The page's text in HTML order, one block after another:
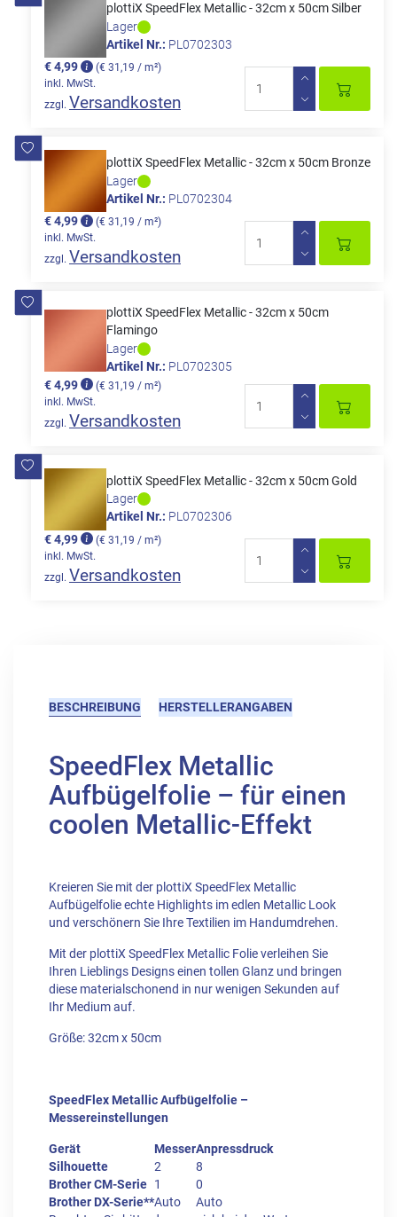
plottiX SpeedFlex Metallic - 32cm x 50cm Silber
Lager
Artikel Nr.: PL0702303
€ 4,99
(€ 31,19 / m²)
inkl. MwSt.
zzgl. Versandkosten
plottiX SpeedFlex Metallic - 32cm x 50cm Bronze
Lager
Artikel Nr.: PL0702304
€ 4,99
(€ 31,19 / m²)
inkl. MwSt.
zzgl. Versandkosten
plottiX SpeedFlex Metallic - 32cm x 50cm
Flamingo
Lager
Artikel Nr.: PL0702305
€ 4,99
(€ 31,19 / m²)
inkl. MwSt.
zzgl. Versandkosten
plottiX SpeedFlex Metallic - 32cm x 50cm Gold
Lager
Artikel Nr.: PL0702306
€ 4,99
(€ 31,19 / m²)
inkl. MwSt.
zzgl. Versandkosten
BESCHREIBUNG HERSTELLERANGABEN
SpeedFlex Metallic
Aufbügelfolie – für einen
coolen Metallic-Effekt
Kreieren Sie mit der plottiX SpeedFlex Metallic
Aufbügelfolie echte Highlights im edlen Metallic Look
und verschönern Sie Ihre Textilien im Handumdrehen.
Mit der plottiX SpeedFlex Metallic Folie verleihen Sie
Ihren Lieblings Designs einen tollen Glanz und bringen
diese materialschonend in nur wenigen Sekunden auf
Ihr Medium auf.
Größe: 32cm x 50cm
SpeedFlex Metallic Aufbügelfolie –
Messereinstellungen
Gerät MesserAnpressdruck
Silhouette
2
8
Brother CM-Serie 1
0
Brother DX-Serie**Auto
Auto